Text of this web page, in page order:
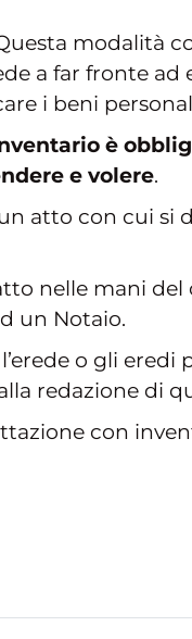
modalità
a far fronte ad
i beni
è
e volere.
atto con cui si
nelle mani del
un Notaio.
o gli eredi
redazione di
con